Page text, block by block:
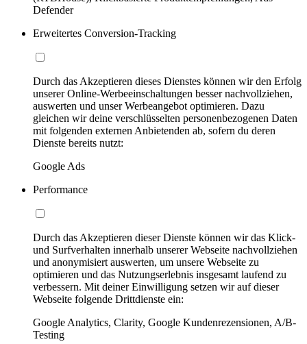
Defender
Erweitertes Conversion-Tracking
Durch das Akzeptieren dieses Dienstes können wir den Erfolg
unserer Online-Werbeeinschaltungen besser nachvollziehen,
auswerten und unser Werbeangebot optimieren. Dazu
gleichen wir deine verschlüsselten personenbezogenen Daten
mit folgenden externen Anbietenden ab, sofern du deren
Dienste bereits nutzt:
Google Ads
Performance
Durch das Akzeptieren dieser Dienste können wir das Klick-
und Surfverhalten innerhalb unserer Webseite nachvollziehen
und anonymisiert auswerten, um unsere Webseite zu
optimieren und das Nutzungserlebnis insgesamt laufend zu
verbessern. Mit deiner Einwilligung setzen wir auf dieser
Webseite folgende Drittdienste ein:
Google Analytics, Clarity, Google Kundenrezensionen, A/B-
Testing